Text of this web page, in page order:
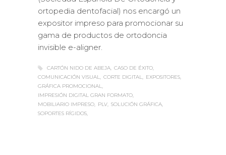
ortopedia dentofacial) nos encargó un
expositor impreso para promocionar su
gama de productos de ortodoncia
invisible e-aligner.
CARTÓN NIDO DE ABEJA CASO DE ÉXITO
COMUNICACIÓN VISUAL CORTE DIGITAL
EXPOSITORES
GRÁFICA PROMOCIONAL
IMPRESIÓN DIGITAL GRAN FORMATO
MOBILIARIO IMPRESO
PLV SOLUCIÓN GRÁFICA
SOPORTES RÍGIDOS